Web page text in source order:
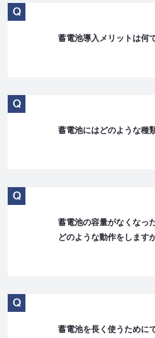
蓄電池導入メリットは何
蓄電池にはどのような種
蓄電池の容量がなくなっ
どのような動作をします
蓄電池を長く使うために